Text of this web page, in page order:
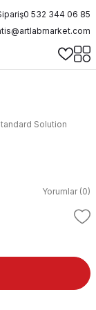
0 532 344 06 85
Solution
Yorumlar (0)